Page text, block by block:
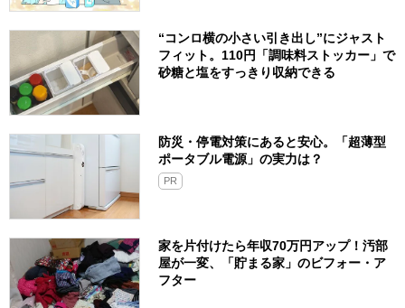
“コンロ横の小さい引き出し”にジャスト
フィット。110円「調味料ストッカー」で
砂糖と塩をすっきり収納できる
防災・停電対策にあると安心。「超薄型
ポータブル電源」の実力は？​
PR
家を片付けたら年収70万円アップ！汚部
屋が一変、「貯まる家」のビフォー・ア
フター